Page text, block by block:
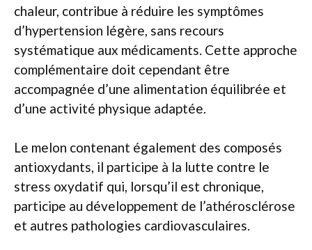
chaleur, contribue à réduire les symptômes
d’hypertension légère, sans recours
systématique aux médicaments. Cette approche
complémentaire doit cependant être
accompagnée d’une alimentation équilibrée et
d’une activité physique adaptée.
Le melon contenant également des composés
antioxydants, il participe à la lutte contre le
stress oxydatif qui, lorsqu’il est chronique,
participe au développement de l’athérosclérose
et autres pathologies cardiovasculaires.